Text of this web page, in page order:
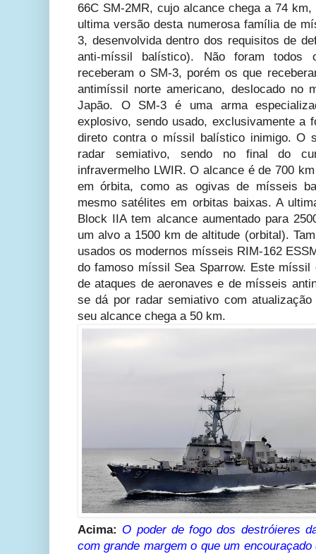
66C SM-2MR, cujo alcance chega a 74
ultima versão desta numerosa família de
3, desenvolvida dentro dos requisitos de
anti-míssil balístico). Não foram todos
receberam o SM-3, porém os que
antimíssil norte americano, deslocado no
Japão. O SM-3 é uma arma
explosivo, sendo usado, exclusivamente a
direto contra o míssil balístico inimigo. O
radar semiativo, sendo no final do
infravermelho LWIR. O alcance é de 700
em órbita, como as ogivas de mísseis
mesmo satélites em orbitas baixas. A
Block IIA tem alcance aumentado para
um alvo a 1500 km de altitude (orbital).
usados os modernos mísseis RIM-162
do famoso míssil Sea Sparrow. Este míssil
de ataques de aeronaves e de mísseis
se dá por radar semiativo com
seu alcance chega a 50 km.
Acima: O poder de fogo dos destróieres
com grande margem o que um